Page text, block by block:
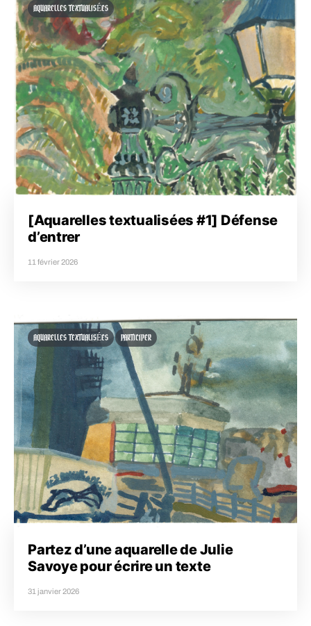
AQUARELLES TEXTUALISÉES
[Aquarelles textualisées #1] Défense
d’entrer
11 février 2026
AQUARELLES TEXTUALISÉES PARTICIPER
Partez d’une aquarelle de Julie
Savoye pour écrire un texte
31 janvier 2026